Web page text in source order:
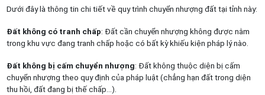
Dưới đây là thông tin chi tiết về quy trình chuyển nhượng đất tại tỉnh này:
Đất không có tranh chấp: Đất cần chuyển nhượng không được nằm
trong khu vực đang tranh chấp hoặc có bất kỳ khiếu kiện pháp lý nào.
Đất không bị cấm chuyển nhượng: Đất không thuộc diện bị cấm
chuyển nhượng theo quy định của pháp luật (chẳng hạn đất trong diện
thu hồi, đất đang bị thế chấp…).